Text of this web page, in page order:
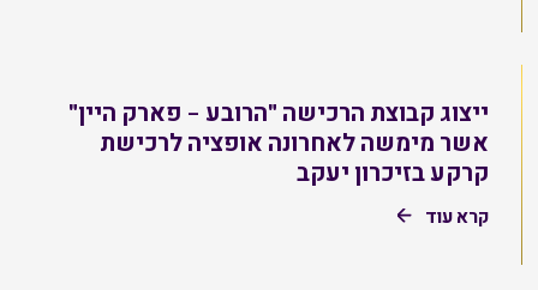
ייצוג קבוצת הרכישה "הרובע – פארק היין"
אשר מימשה לאחרונה אופציה לרכישת
קרקע בזיכרון יעקב
קרא עוד